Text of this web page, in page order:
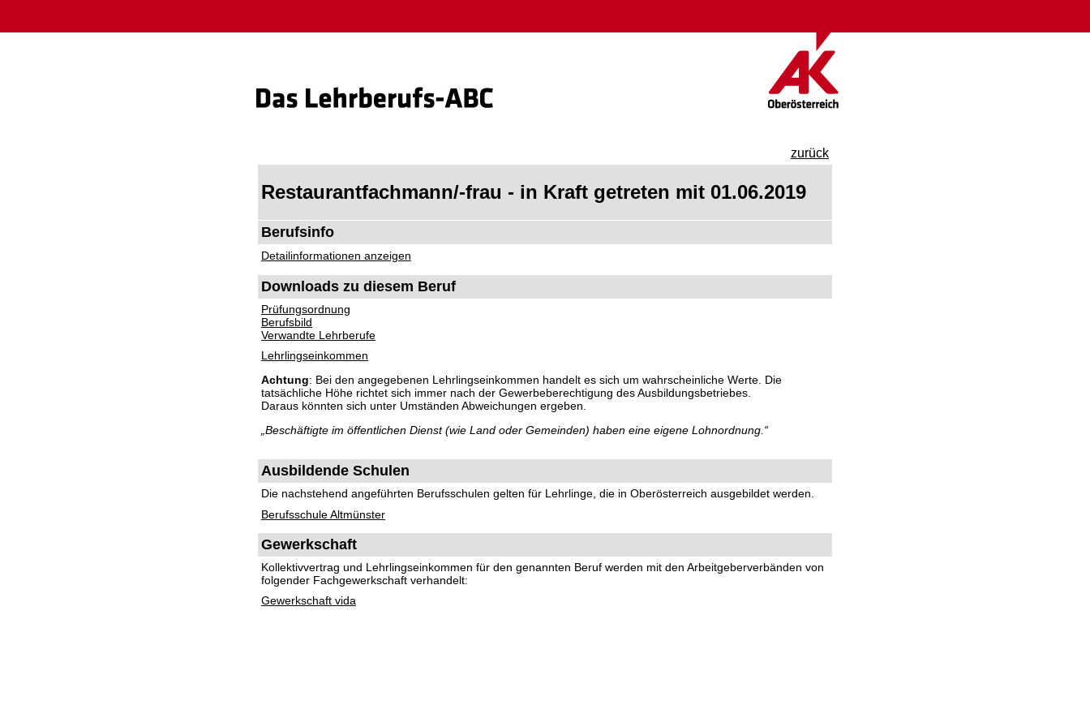
zurück
Restaurantfachmann/-frau - in Kraft getreten mit 01.06.2019
Berufsinfo
Detailinformationen anzeigen
Downloads zu diesem Beruf
Prüfungsordnung
Berufsbild
Verwandte Lehrberufe
Lehrlingseinkommen
Achtung: Bei den angegebenen Lehrlingseinkommen handelt es sich um wahrscheinliche Werte. Die
tatsächliche Höhe richtet sich immer nach der Gewerbeberechtigung des Ausbildungsbetriebes.
Daraus könnten sich unter Umständen Abweichungen ergeben.
„Beschäftigte im öffentlichen Dienst (wie Land oder Gemeinden) haben eine eigene Lohnordnung.“
Ausbildende Schulen
Die nachstehend angeführten Berufsschulen gelten für Lehrlinge, die in Oberösterreich ausgebildet werden.
Berufsschule Altmünster
Gewerkschaft
Kollektivvertrag und Lehrlingseinkommen für den genannten Beruf werden mit den Arbeitgeberverbänden von
folgender Fachgewerkschaft verhandelt:
Gewerkschaft vida